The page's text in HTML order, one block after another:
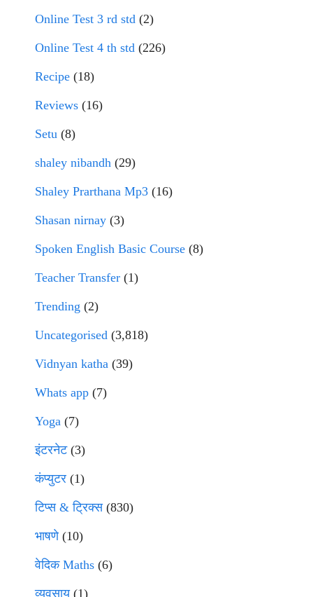
Online Test 3 rd std (2)
Online Test 4 th std (226)
Recipe (18)
Reviews (16)
Setu (8)
shaley nibandh (29)
Shaley Prarthana Mp3 (16)
Shasan nirnay (3)
Spoken English Basic Course (8)
Teacher Transfer (1)
Trending (2)
Uncategorised (3,818)
Vidnyan katha (39)
Whats app (7)
Yoga (7)
इंटरनेट(3)
कंप्युटर (1)
टिप्स & ट्रिक्स(830)
भाषणे(10)
वेदिक Maths (6)
व्यवसाय(1)